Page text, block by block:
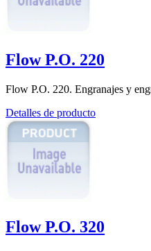
Flow P.O. 220
Flow P.O. 220. Engranajes y
Detalles de producto
Flow P.O. 320